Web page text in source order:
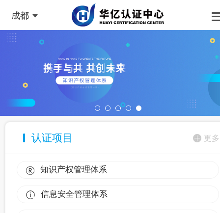
成都
认证项目 更多
知识产权管理体系
信息安全管理体系